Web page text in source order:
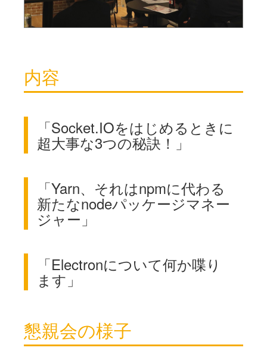
内容
「Socket.IOをはじめるときに
超大事な3つの秘訣！」
「Yarn、それはnpmに代わる
新たなnodeパッケージマネー
ジャー」
「Electronについて何か喋り
ます」
懇親会の様子